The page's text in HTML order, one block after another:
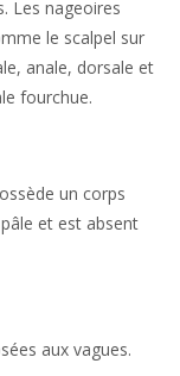
Les nageoires
le scalpel sur
anale, dorsale et
fourchue.
un corps
et est absent
aux vagues.